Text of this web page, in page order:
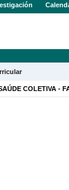
COLETIVA -